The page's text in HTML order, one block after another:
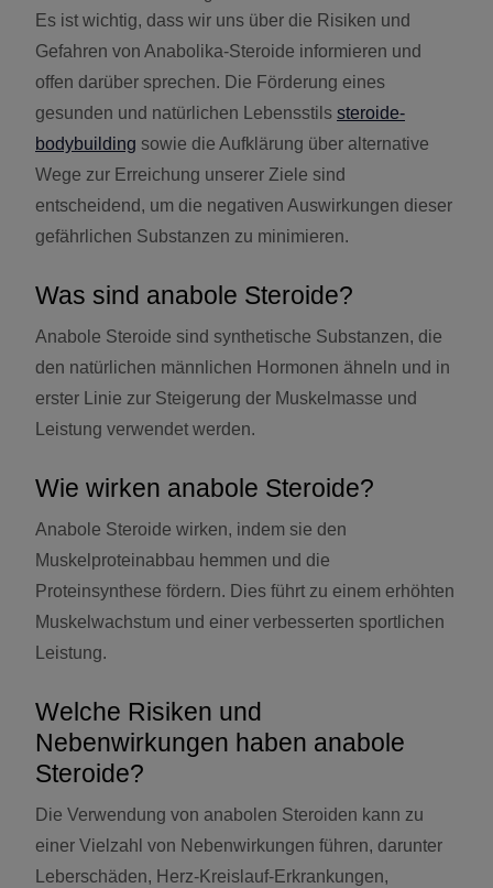
Es ist wichtig, dass wir uns über die Risiken und
Gefahren von Anabolika-Steroide informieren und
offen darüber sprechen. Die Förderung eines
gesunden und natürlichen Lebensstils steroide-
bodybuilding sowie die Aufklärung über alternative
Wege zur Erreichung unserer Ziele sind
entscheidend, um die negativen Auswirkungen dieser
gefährlichen Substanzen zu minimieren.
Was sind anabole Steroide?
Anabole Steroide sind synthetische Substanzen, die
den natürlichen männlichen Hormonen ähneln und in
erster Linie zur Steigerung der Muskelmasse und
Leistung verwendet werden.
Wie wirken anabole Steroide?
Anabole Steroide wirken, indem sie den
Muskelproteinabbau hemmen und die
Proteinsynthese fördern. Dies führt zu einem erhöhten
Muskelwachstum und einer verbesserten sportlichen
Leistung.
Welche Risiken und
Nebenwirkungen haben anabole
Steroide?
Die Verwendung von anabolen Steroiden kann zu
einer Vielzahl von Nebenwirkungen führen, darunter
Leberschäden, Herz-Kreislauf-Erkrankungen,